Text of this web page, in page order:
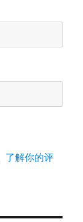
了解你的评